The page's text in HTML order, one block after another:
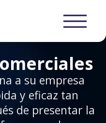
a su empresa
y eficaz tan
de presentar la